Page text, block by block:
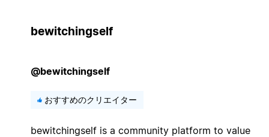
bewitchingself
@bewitchingself
おすすめのクリエイター
bewitchingself is a community platform to value